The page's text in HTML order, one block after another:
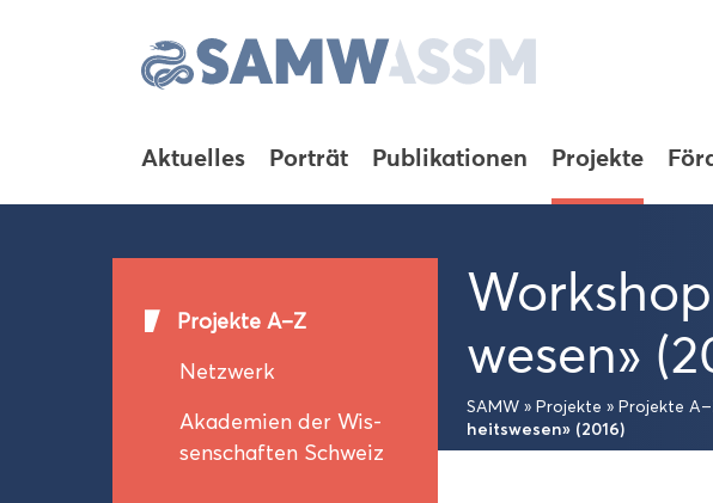
Ak­tu­el­les Por­trät Pu­bli­ka­tio­nen Pro­jek­te
Pro­jek­te A–Z
Netz­werk
Aka­de­mien der Wis­
sen­schaf­ten Schweiz
we­sen»
SAMW » Pro­jek­te » Pro­jek­te
heits­we­sen» (2016)